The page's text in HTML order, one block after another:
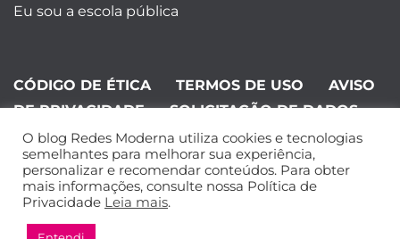
Eu sou a escola pública
CÓDIGO DE ÉTICA TERMOS DE USO
AVISO
DE PRIVACIDADE
SOLICITAÇÃO DE DADOS
©Editora Moderna 2024. Todos os
direitos reservados.
O blog Redes Moderna utiliza cookies e tecnologias
semelhantes para melhorar sua experiência,
personalizar e recomendar conteúdos. Para obter
mais informações, consulte nossa Política de
Privacidade Leia mais.